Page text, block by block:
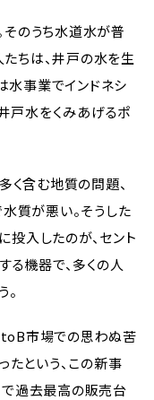
のうち水道水が普
ちは、井戸の水を生
水事業でインドネシ
戸水をくみあげるポ
く含む地質の問題、
質が悪い。そうした
入したのが、セント
機器で、多くの人
市場での思わぬ苦
という、この新事
で過去最高の販売台